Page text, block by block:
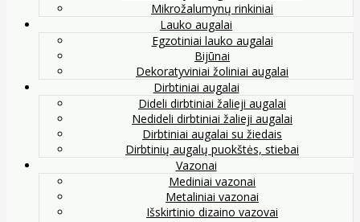
Mikrožalumynų rinkiniai
Lauko augalai
Egzotiniai lauko augalai
Bijūnai
Dekoratyviniai žoliniai augalai
Dirbtiniai augalai
Dideli dirbtiniai žalieji augalai
Nedideli dirbtiniai žalieji augalai
Dirbtiniai augalai su žiedais
Dirbtinių augalų puokštės, stiebai
Vazonai
Mediniai vazonai
Metaliniai vazonai
Išskirtinio dizaino vazovai